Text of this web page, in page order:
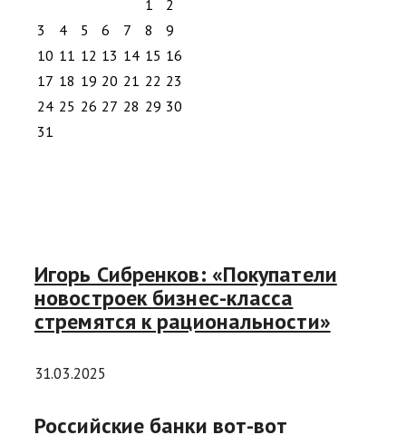
1
2
3
4 5 6 7 8
9
10 11 12 13 14 15 16
17 18 19 20 21 22 23
24 25 26 27 28 29 30
31
Игорь Сибренков: «Покупатели
новостроек бизнес-класса
стремятся к рациональности»
31.03.2025
Российские банки вот-вот